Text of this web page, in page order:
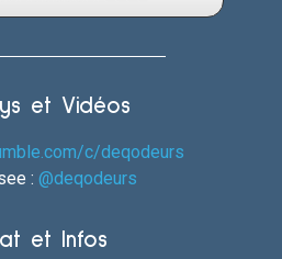
et Vidéos
c/deqodeurs
: @deqodeurs
et Infos